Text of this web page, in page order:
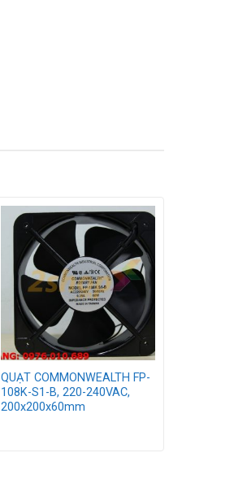
QUẠT COMMONWEALTH FP-
108K-S1-B, 220-240VAC,
200x200x60mm